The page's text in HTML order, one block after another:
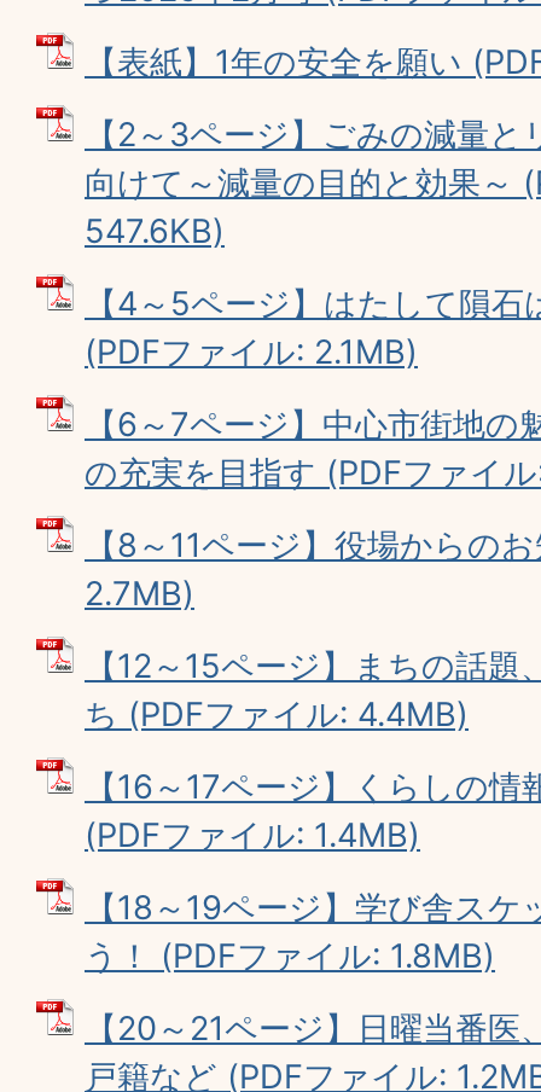
【表紙】1年の安全を願い
【2～3ページ】ごみの減量
向けて～減量の目的と効果～
547.6KB)
【4～5ページ】はたして隕
(PDFファイル: 2.1MB)
【6～7ページ】中心市街地
の充実を目指す (PDFファイ
【8～11ページ】役場からの
2.7MB)
【12～15ページ】まちの話
ち (PDFファイル: 4.4MB)
【16～17ページ】くらしの
(PDFファイル: 1.4MB)
【18～19ページ】学び舎ス
う！ (PDFファイル: 1.8MB)
【20～21ページ】日曜当番
戸籍など (PDFファイル: